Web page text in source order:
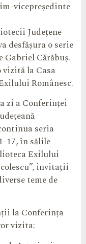
vicepreședinte
Județene
desfășura o serie
Gabriel Cărăbuș.
vizită la Casa
Românesc.
zi a Conferinței
seria
17, în sălile
Exilului
invitații
teme de
la Conferința
vizita: